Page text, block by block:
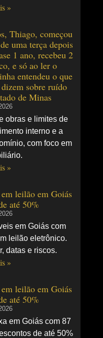
»
Thiago, começou
uma terça depois
1 ano, recebeu 2
e só ao ler o
entendeu o que
sobre ruído
de Minas
obras e limites de
interno e a
com foco em
»
leilão em Goiás
até 50%
em Goiás com
leilão eletrônico.
datas e riscos.
»
leilão em Goiás
até 50%
em Goiás com 87
de até 50%